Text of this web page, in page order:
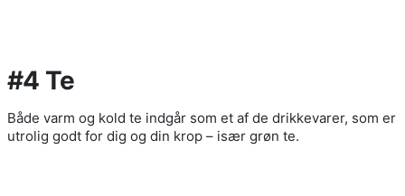
#4 Te
Både varm og kold te indgår som et af de drikkevarer, som er
utrolig godt for dig og din krop – især grøn te.